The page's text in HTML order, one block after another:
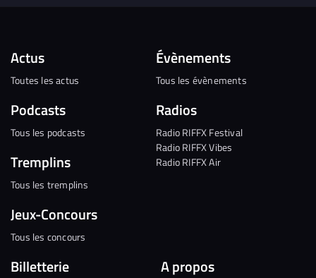
Actus
Toutes les actus
Podcasts
Tous les podcasts
Tremplins
Tous les tremplins
Jeux-Concours
Tous les concours
Évènements
Tous les évènements
Radios
Radio RIFFX Festival
Radio RIFFX Vibes
Radio RIFFX Air
Billetterie A propos